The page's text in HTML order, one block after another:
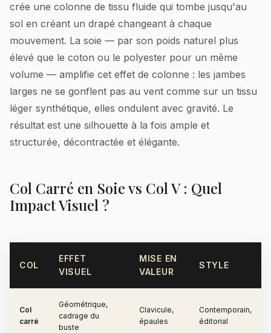
crée une colonne de tissu fluide qui tombe jusqu'au
sol en créant un drapé changeant à chaque
mouvement. La soie — par son poids naturel plus
élevé que le coton ou le polyester pour un même
volume — amplifie cet effet de colonne : les jambes
larges ne se gonflent pas au vent comme sur un tissu
léger synthétique, elles ondulent avec gravité. Le
résultat est une silhouette à la fois ample et
structurée, décontractée et élégante.
Col Carré en Soie vs Col V : Quel
Impact Visuel ?
COL
EFFET
VISUEL
MISE EN
VALEUR
STYLE
Col
carré
Géométrique,
cadrage du
buste
Clavicule,
épaules
Contemporain,
éditorial